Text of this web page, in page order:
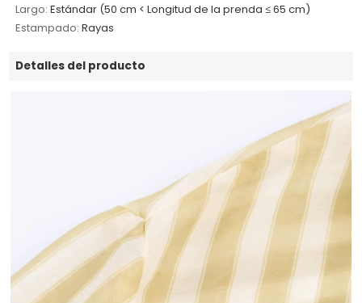
Largo: Estándar (50 cm < Longitud de la prenda ≤ 65 cm)
Estampado: Rayas
Detalles del producto